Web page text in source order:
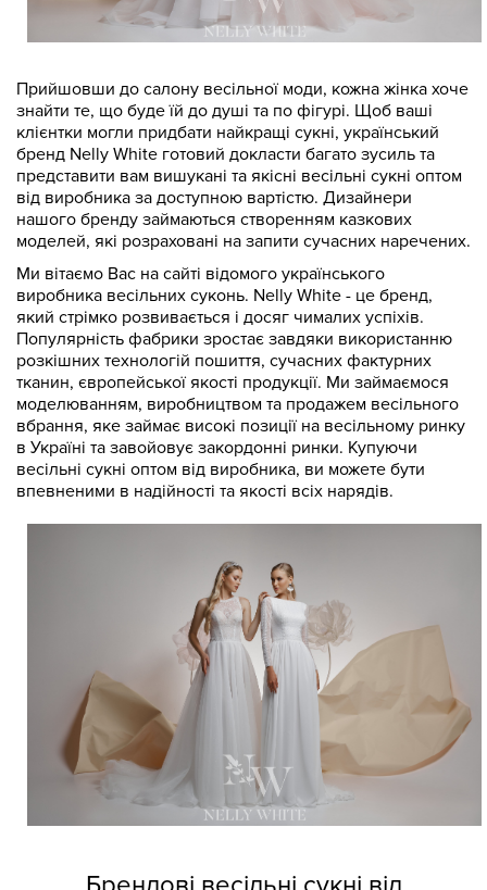
Прийшовши до салону весільної моди, кожна жінка хоче
знайти те, що буде їй до душі та по фігурі. Щоб ваші
клієнтки могли придбати найкращі сукні, український
бренд Nelly White готовий докласти багато зусиль та
представити вам вишукані та якісні весільні сукні оптом
від виробника за доступною вартістю. Дизайнери
нашого бренду займаються створенням казкових
моделей, які розраховані на запити сучасних наречених.
Ми вітаємо Вас на сайті відомого українського
виробника весільних суконь. Nelly White - це бренд,
який стрімко розвивається і досяг чималих успіхів.
Популярність фабрики зростає завдяки використанню
розкішних технологій пошиття, сучасних фактурних
тканин, європейської якості продукції. Ми займаємося
моделюванням, виробництвом та продажем весільного
вбрання, яке займає високі позиції на весільному ринку
в Україні та завойовує закордонні ринки. Купуючи
весільні сукні оптом від виробника, ви можете бути
впевненими в надійності та якості всіх нарядів.